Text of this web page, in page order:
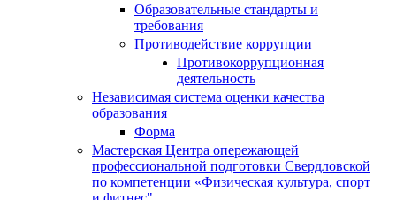
Образовательные стандарты и
требования
Противодействие коррупции
Противокоррупционная
деятельность
Независимая система оценки качества
образования
Форма
Мастерская Центра опережающей
профессиональной подготовки Свердловской
по компетенции «Физическая культура, спорт